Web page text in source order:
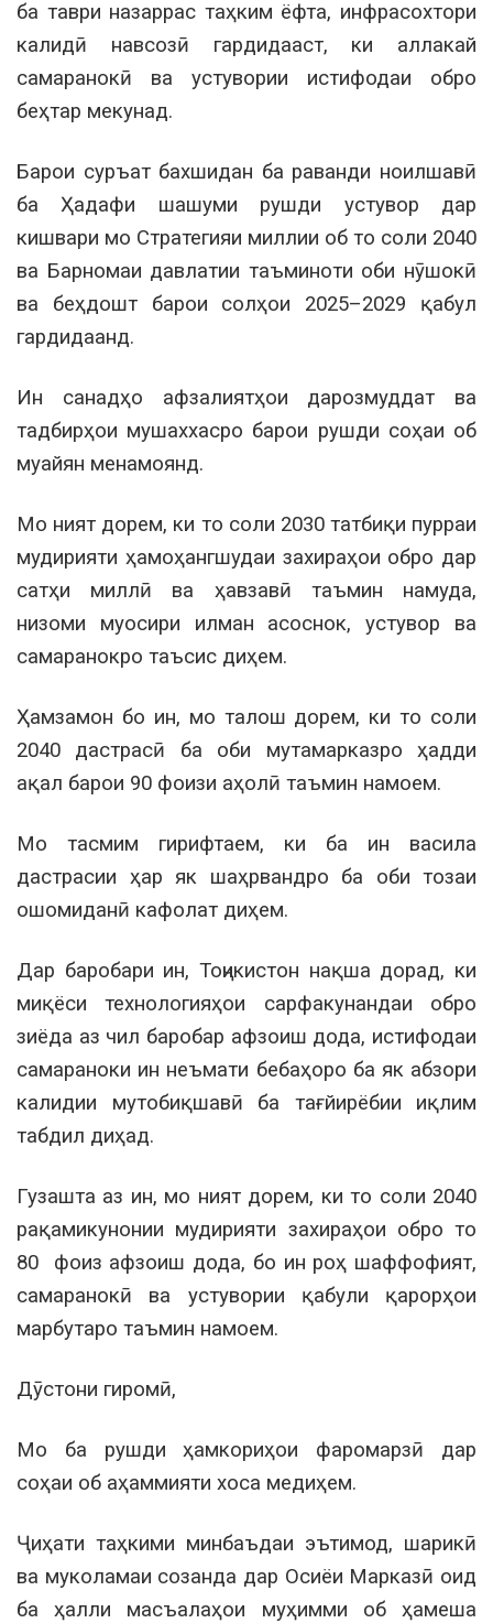
ба таври назаррас таҳким ёфта, инфрасохтори
калидӣ навсозӣ гардидааст, ки аллакай
самаранокӣ ва устувории истифодаи обро
беҳтар мекунад.
Барои суръат бахшидан ба раванди ноилшавӣ
ба Ҳадафи шашуми рушди устувор дар
кишвари мо Стратегияи миллии об то соли 2040
ва Барномаи давлатии таъминоти оби нӯшокӣ
ва беҳдошт барои солҳои 2025–2029 қабул
гардидаанд.
Ин санадҳо афзалиятҳои дарозмуддат ва
тадбирҳои мушаххасро барои рушди соҳаи об
муайян менамоянд.
Мо ният дорем, ки то соли 2030 татбиқи пурраи
мудирияти ҳамоҳангшудаи захираҳои обро дар
сатҳи миллӣ ва ҳавзавӣ таъмин намуда,
низоми муосири илман асоснок, устувор ва
самаранокро таъсис диҳем.
Ҳамзамон бо ин, мо талош дорем, ки то соли
2040 дастрасӣ ба оби мутамарказро ҳадди
ақал барои 90 фоизи аҳолӣ таъмин намоем.
Мо тасмим гирифтаем, ки ба ин васила
дастрасии ҳар як шаҳрвандро ба оби тозаи
ошомиданӣ кафолат диҳем.
Дар баробари ин, Тоҷикистон нақша дорад, ки
миқёси технологияҳои сарфакунандаи обро
зиёда аз чил баробар афзоиш дода, истифодаи
самараноки ин неъмати бебаҳоро ба як абзори
калидии мутобиқшавӣ ба тағйирёбии иқлим
табдил диҳад.
Гузашта аз ин, мо ният дорем, ки то соли 2040
рақамикунонии мудирияти захираҳои обро то
80 фоиз афзоиш дода, бо ин роҳ шаффофият,
самаранокӣ ва устувории қабули қарорҳои
марбутаро таъмин намоем.
Дӯстони гиромӣ,
Мо ба рушди ҳамкориҳои фаромарзӣ дар
соҳаи об аҳаммияти хоса медиҳем.
Ҷиҳати таҳкими минбаъдаи эътимод, шарикӣ
ва муколамаи созанда дар Осиёи Марказӣ оид
ба ҳалли масъалаҳои муҳимми об ҳамеша